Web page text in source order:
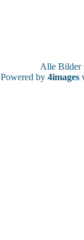
Alle
Powered by 4images